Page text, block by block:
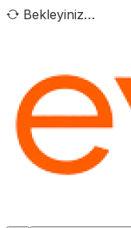
Bekleyiniz…